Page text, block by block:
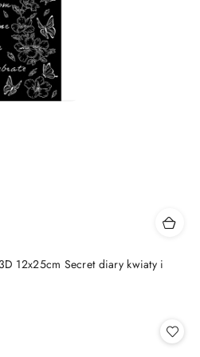
12x25cm Secret diary kwiaty i